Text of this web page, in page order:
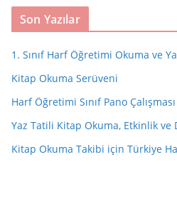
Son Yazılar
1. Sınıf Harf Öğretimi Okuma ve
Kitap Okuma Serüveni
Harf Öğretimi Sınıf Pano
Yaz Tatili Kitap Okuma, Etkinlik ve
Kitap Okuma Takibi için Türkiye